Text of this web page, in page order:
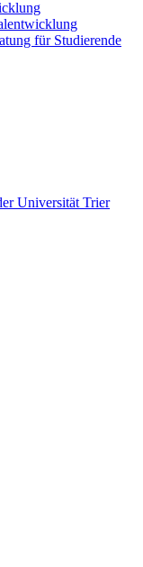
für Studierende
Universität Trier